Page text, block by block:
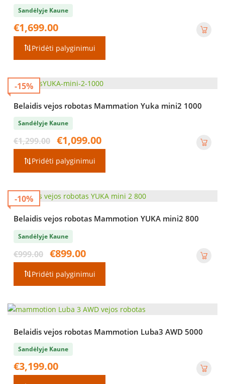
Sandėlyje Kaune
€1,699.00
Pridėti palyginimui
-15%
Belaidis vejos robotas Mammation Yuka mini2 1000
Sandėlyje Kaune
€1,299.00
Original
price
was:
€1,299.00.
€1,099.00Current
Pridėti palyginimui
-10%
Belaidis vejos robotas Mammotion YUKA mini2 800
Sandėlyje Kaune
€999.00
Original
price
was:
€999.00.
€899.00
€899.00.
Pridėti palyginimui
Belaidis vejos robotas Mammotion Luba3 AWD 5000
Sandėlyje Kaune
€3,199.00